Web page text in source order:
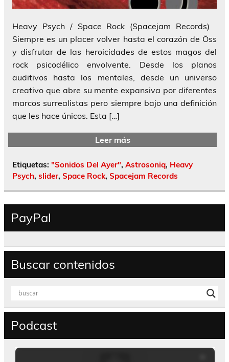
Heavy Psych / Space Rock (Spacejam Records)
Siempre es un placer volver hasta el corazón de Öss
y disfrutar de las heroicidades de estos magos del
rock psicodélico envolvente. Desde los planos
auditivos hasta los mentales, desde un universo
creativo que abre su mente expansiva por diferentes
marcos surrealistas pero siempre bajo una definición
que les hace únicos. Esta […]
Leer más
Etiquetas: "Sonidos Del Ayer", Astrosoniq, Heavy
Psych, slider, Space Rock, Spacejam Records
PayPal
Buscar contenidos
Podcast